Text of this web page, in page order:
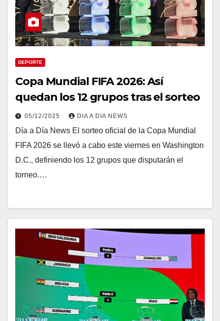
DEPORTE
Copa Mundial FIFA 2026: Así
quedan los 12 grupos tras el sorteo
05/12/2025 DIA A DIA NEWS
Día a Día News El sorteo oficial de la Copa Mundial
FIFA 2026 se llevó a cabo este viernes en Washington
D.C., definiendo los 12 grupos que disputarán el
torneo.…